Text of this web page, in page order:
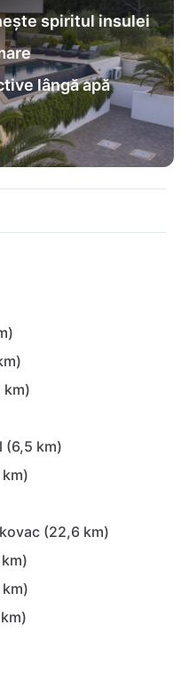
spiritul insulei
lângă apă
km)
(6,5 km)
(22,6 km)